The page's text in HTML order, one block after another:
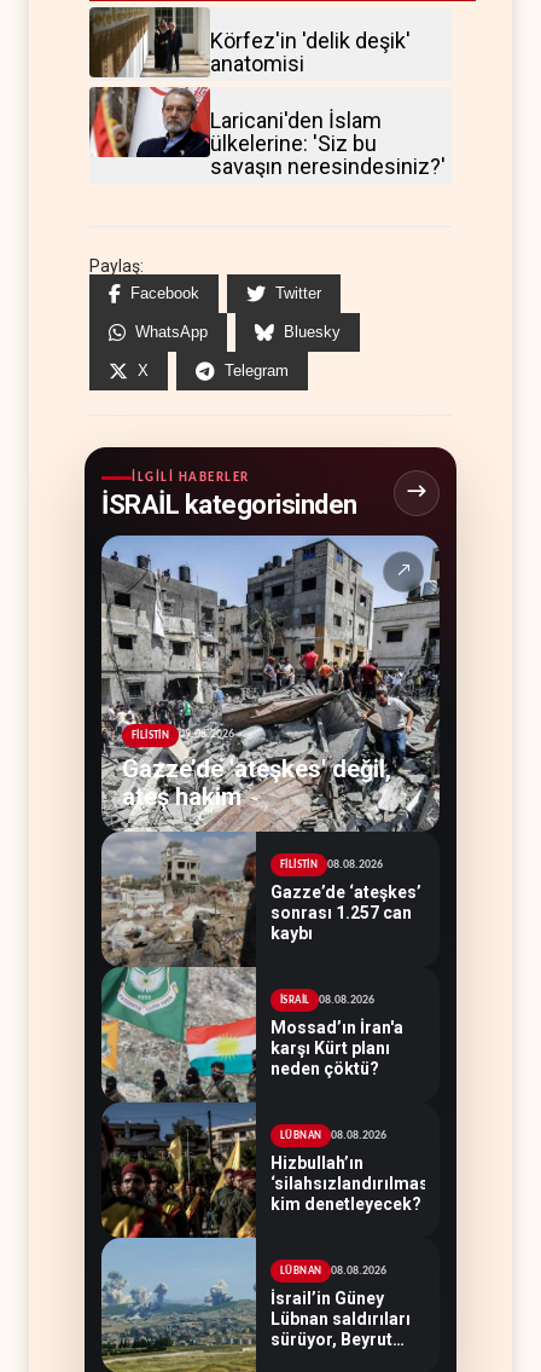
Körfez'in 'delik deşik'
anatomisi
Laricani'den İslam
ülkelerine: 'Siz bu
savaşın neresindesiniz?'
Paylaş:
Facebook Twitter
WhatsApp Bluesky
X Telegram
İLGILI HABERLER
İSRAİL kategorisinden
↗
FİLİSTİN 09.08.2026
Gazze’de 'ateşkes' değil,
ateş hakim
FİLİSTİN 08.08.2026
Gazze’de ‘ateşkes’
sonrası 1.257 can
kaybı
İSRAİL 08.08.2026
Mossad’ın İran'a
karşı Kürt planı
neden çöktü?
LÜBNAN 08.08.2026
Hizbullah’ın
‘silahsızlandırılmasını’
kim denetleyecek?
LÜBNAN 08.08.2026
İsrail’in Güney
Lübnan saldırıları
sürüyor, Beyrut